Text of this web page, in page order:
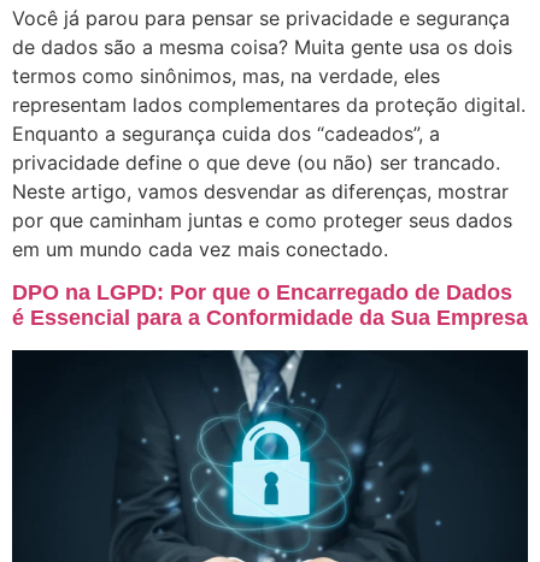
Você já parou para pensar se privacidade e segurança
de dados são a mesma coisa? Muita gente usa os dois
termos como sinônimos, mas, na verdade, eles
representam lados complementares da proteção digital.
Enquanto a segurança cuida dos “cadeados”, a
privacidade define o que deve (ou não) ser trancado.
Neste artigo, vamos desvendar as diferenças, mostrar
por que caminham juntas e como proteger seus dados
em um mundo cada vez mais conectado.
DPO na LGPD: Por que o Encarregado de Dados
é Essencial para a Conformidade da Sua Empresa